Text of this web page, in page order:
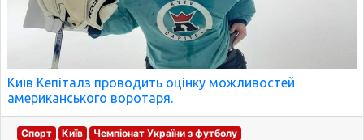
Київ Кепіталз проводить оцінку можливостей
американського воротаря.
Спорт Київ Чемпіонат України з футболу